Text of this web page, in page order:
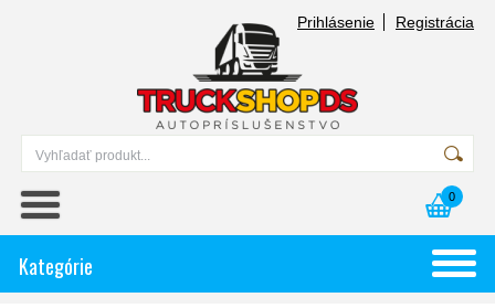
Prihlásenie Registrácia
0
Kategórie